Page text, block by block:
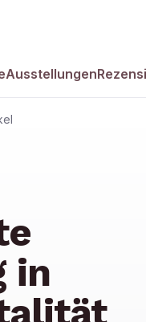
Ausstellungen
in